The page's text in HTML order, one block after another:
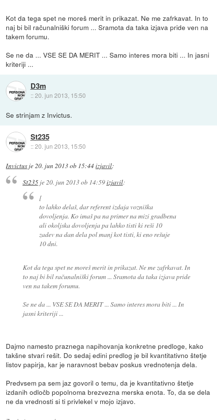
Kot da tega spet ne moreš merit in prikazat. Ne me zafrkavat. In to
naj bi bil računalniški forum ... Sramota da taka izjava pride ven na
takem forumu.
Se ne da ... VSE SE DA MERIT ... Samo interes mora biti ... In jasni
kriteriji ...
D3m
::20. jun 2013, 15:50
Se strinjam z Invictus.
St235
::20. jun 2013, 15:50
Invictus je20. jun 2013 ob 15:44izjavil:
St235je 20. jun 2013 ob 14:59izjavil:
[
to lahko delaš, dar referent izdaja vozniška
dovoljenja. Ko imaš pa na primer na mizi gradbena
ali okoljska dovoljenja pa lahko tisti ki reši 10
zadev na dan dela pol manj kot tisti, ki eno rešuje
10 dni.
Kot da tega spet ne moreš merit in prikazat. Ne me zafrkavat. In
to naj bi bil računalniški forum ... Sramota da taka izjava pride
ven na takem forumu.
Se ne da ... VSE SE DA MERIT ... Samo interes mora biti ... In
jasni kriteriji ...
Dajmo namesto praznega napihovanja konkretne predloge, kako
takšne stvari rešit. Do sedaj edini predlog je bil kvantitativno štetje
listov papirja, kar je naravnost bebav poskus vrednotenja dela.
Predvsem pa sem jaz govoril o temu, da je kvantitativno štetje
izdanih odločb popolnoma brezvezna merska enota. To, da se dela
ne da vrednosti si ti privlekel v mojo izjavo.